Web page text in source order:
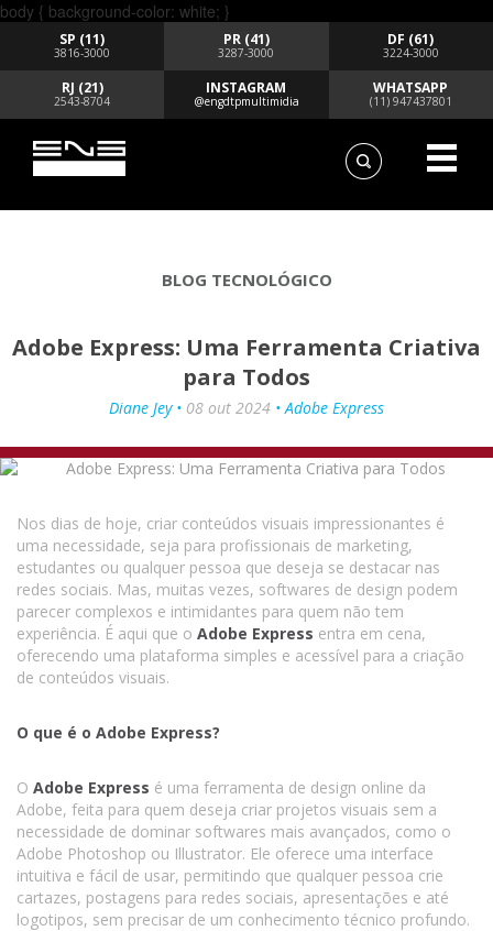
body { background-color: white; }
SP (11)
3816-3000
PR (41)
3287-3000
DF (61)
3224-3000
RJ (21)
2543-8704
INSTAGRAM
@engdtpmultimidia
WHATSAPP
(11) 947437801
BLOG TECNOLÓGICO
Adobe Express: Uma Ferramenta Criativa
para Todos
Diane Jey • 08 out 2024 • Adobe Express
Nos dias de hoje, criar conteúdos visuais impressionantes é
uma necessidade, seja para profissionais de marketing,
estudantes ou qualquer pessoa que deseja se destacar nas
redes sociais. Mas, muitas vezes, softwares de design podem
parecer complexos e intimidantes para quem não tem
experiência. É aqui que o Adobe Express entra em cena,
oferecendo uma plataforma simples e acessível para a criação
de conteúdos visuais.
O que é o Adobe Express?
O Adobe Express é uma ferramenta de design online da
Adobe, feita para quem deseja criar projetos visuais sem a
necessidade de dominar softwares mais avançados, como o
Adobe Photoshop ou Illustrator. Ele oferece uma interface
intuitiva e fácil de usar, permitindo que qualquer pessoa crie
cartazes, postagens para redes sociais, apresentações e até
logotipos, sem precisar de um conhecimento técnico profundo.